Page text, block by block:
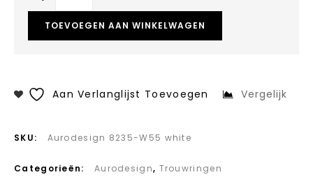
TOEVOEGEN AAN WINKELWAGEN
Aan Verlanglijst Toevoegen Vergelijk
SKU: Aurodesign 8235-W55 white
Categorieën: Aurodesign, Trouwringen